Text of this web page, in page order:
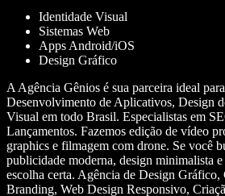
Identidade Visual
Sistemas Web
Apps Android/iOS
Design Gráfico
A Agência Gênios é sua parceira ideal
Desenvolvimento de Aplicativos, Design
Visual em todo Brasil. Especialistas em
Lançamentos. Fazemos edição de vídeo
graphics e filmagem com drone. Se você
publicidade moderna, design minimalista e
escolha certa. Agência de Design
Branding, Web Design Responsivo,